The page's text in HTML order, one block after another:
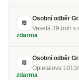
Osobní odběr
Veselá 39 (roh s
zdarma
Osobní odběr
Opletalova
zdarma